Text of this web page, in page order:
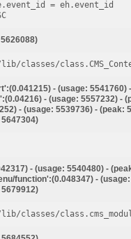
lib/classes/
- (usage: 5541760)
- (usage: 5557232) -
- (usage: 5539736) - (peak:
- (usage: 5540480) -
function':(0.048347) -
lib/classes/